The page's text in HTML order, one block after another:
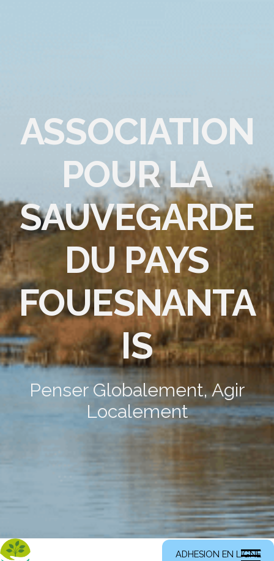
ASSOCIATION
POUR LA
SAUVEGARDE
DU PAYS
FOUESNANTA
IS
Penser Globalement, Agir
Localement
ADHESION EN LIGNE